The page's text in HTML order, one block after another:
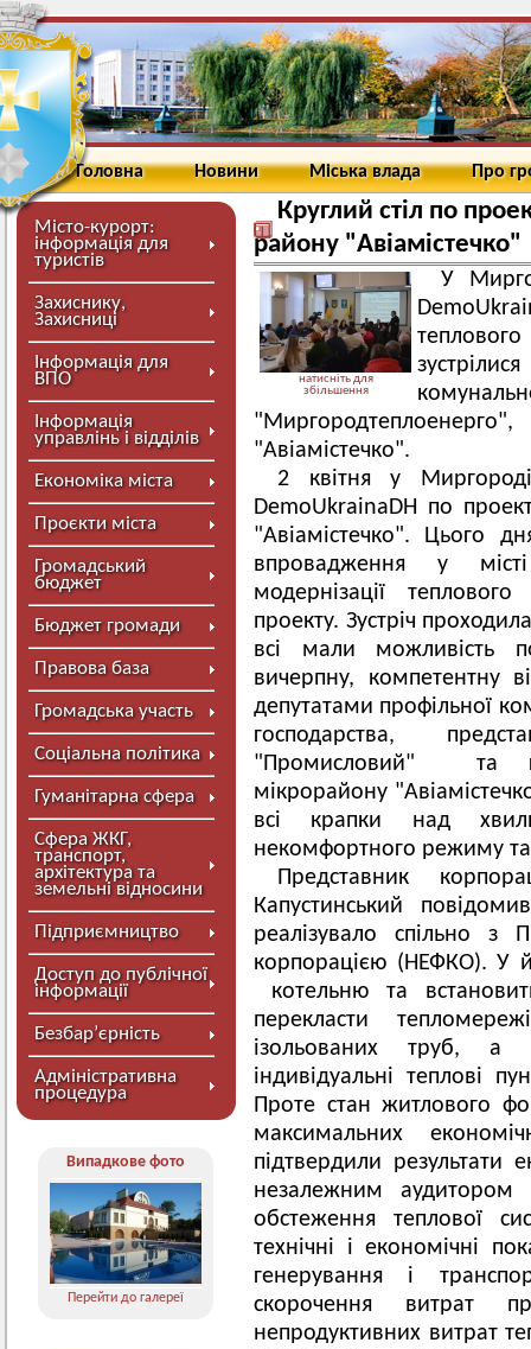
Головна Новини Міська влада Про
Місто-курорт:
інформація для
туристів
Захиснику,
Захисниці
Інформація для
ВПО
Інформація
управлінь і відділів
Економіка міста
Проєкти міста
Громадський
бюджет
Бюджет громади
Правова база
Громадська участь
Соціальна політика
Гуманітарна сфера
Сфера ЖКГ,
транспорт,
архітектура та
земельні відносини
Підприємництво
Доступ до публічної
інформації
Безбар’єрність
Адміністративна
процедура
Випадкове фото
Перейти до галереї
Круглий стіл по
району "Авіамістечко"
натисніть для
збільшення
У
"Авіамістечко".
2 квітня у
DemoUkrainaDH по
"Авіамістечко". Цього
впровадження у
модернізації
проекту. Зустріч
всі мали можливість
вичерпну, компетентну
депутатами профільної
господарства,
"Промисловий" та
мікрорайону
всі крапки над
некомфортного режиму
Представник
Капустинський
реалізувало спільно з
корпорацією (НЕФКО). У
котельню та
перекласти
ізольованих труб, а
індивідуальні теплові
Проте стан житлового
максимальних
підтвердили результати
незалежним аудитором
обстеження теплової
технічні і економічні
генерування і
скорочення витрат
непродуктивних витрат